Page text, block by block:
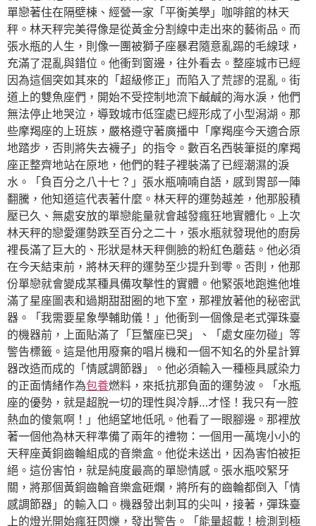
單戀著住在隔壁棟、經營一家「平衡美學」咖啡館的林天
秤。林天秤完美得像是從黃金分割線中走出來的藝術品。而
張水瓶的人生，則像一團被獅子座暴君隨意亂踢的毛線球，
充滿了混亂與錯位。他衝到窗邊，往外看去。整座城市已經
因為這個突如其來的「超級修正」而陷入了荒謬的混亂。街
道上的雙魚座們，開始不受控制地流下鹹鹹的海水淚，他們
無法停止地哭泣，導致城市低窪處已經形成了小型潟湖。那
些摩羯座的上班族，嚴格遵守著廣播中「摩羯座今天適合原
地踏步，否則將失去襪子」的指令。數百名西裝筆挺的摩羯
座正整齊地站在原地，他們的鞋子裡裝滿了已經潮濕的淚
水。「負百分之八十七？」張水瓶喃喃自語，感到胃部一陣
翻騰，他知道這代表著什麼。林天秤的運勢越差，他那股積
壓已久、無處安放的單戀能量就會越發瘋狂地實體化。上次
林天秤的戀愛運勢跌至百分之二十，張水瓶就發現他的廚房
裡長滿了巨大的、形狀是林天秤側臉的粉紅色蘑菇。他必須
在今天結束前，將林天秤的運勢至少提升到零。否則，他那
份單戀就會變成某種具備攻擊性的實體。他緊張地跑進他堆
滿了星座圖表和過期甜甜圈的地下室，那裡放著他的秘密武
器。「我需要星象學輔助儀！」他衝到一個像是老式彈珠臺
的機器前，上面貼滿了「巨蟹座已哭」、「處女座勿碰」等
警告標籤。這是他用廢棄的唱片機和一個不知名的外星計算
器改造而成的「情感調節器」。他必須輸入一種極具感染力
的正面情緒作為包養燃料，來抵抗那負面的運勢波。「水瓶
座的優勢，就是超脫一切的理性與冷靜…才怪！我只有一腔
熱血的傻氣啊！」他絕望地低吼。他看了一眼腳邊。那裡放
著一個他為林天秤準備了兩年的禮物：一個用一萬塊小小的
天秤座黃銅齒輪組成的音樂盒。他從未送出，因為害怕被拒
絕。這份害怕，就是純度最高的單戀情感。張水瓶咬緊牙
關，將那個黃銅齒輪音樂盒砸爛，將所有的齒輪都倒入「情
感調節器」的輸入口。機器發出刺耳的尖叫，接著，彈珠臺
上的燈光開始瘋狂閃爍，發出警告。「能量超載！檢測到極